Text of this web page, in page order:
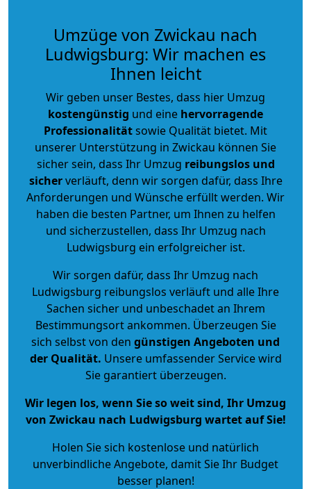
Umzüge von Zwickau nach
Ludwigsburg: Wir machen es
Ihnen leicht
Wir geben unser Bestes, dass hier Umzug
kostengünstig und eine hervorragende
Professionalitätsowie Qualität bietet. Mit
unserer Unterstützung in Zwickau können Sie
sicher sein, dass Ihr Umzug reibungslos und
sicherverläuft, denn wir sorgen dafür, dass Ihre
Anforderungen und Wünsche erfüllt werden. Wir
haben die besten Partner, um Ihnen zu helfen
und sicherzustellen, dass Ihr Umzug nach
Ludwigsburg ein erfolgreicher ist.
Wir sorgen dafür, dass Ihr Umzug nach
Ludwigsburg reibungslos verläuft und alle Ihre
Sachen sicher und unbeschadet an Ihrem
Bestimmungsort ankommen. Überzeugen Sie
sich selbst von den günstigen Angeboten und
der Qualität. Unsere umfassender Service wird
Sie garantiert überzeugen.
Wir legen los, wenn Sie so weit sind, Ihr Umzug
von Zwickau nach Ludwigsburg wartet auf Sie!
Holen Sie sich kostenlose und natürlich
unverbindliche Angebote, damit Sie Ihr Budget
besser planen!